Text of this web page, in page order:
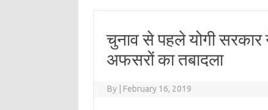
चुनाव से पहले योगी
अफसरों का तबादला
By February 16, 2019